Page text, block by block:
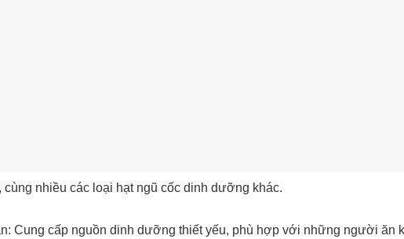
cùng nhiều các loại hạt ngũ cốc dinh dưỡng khác.
Cung cấp nguồn dinh dưỡng thiết yếu, phù hợp với những người ăn